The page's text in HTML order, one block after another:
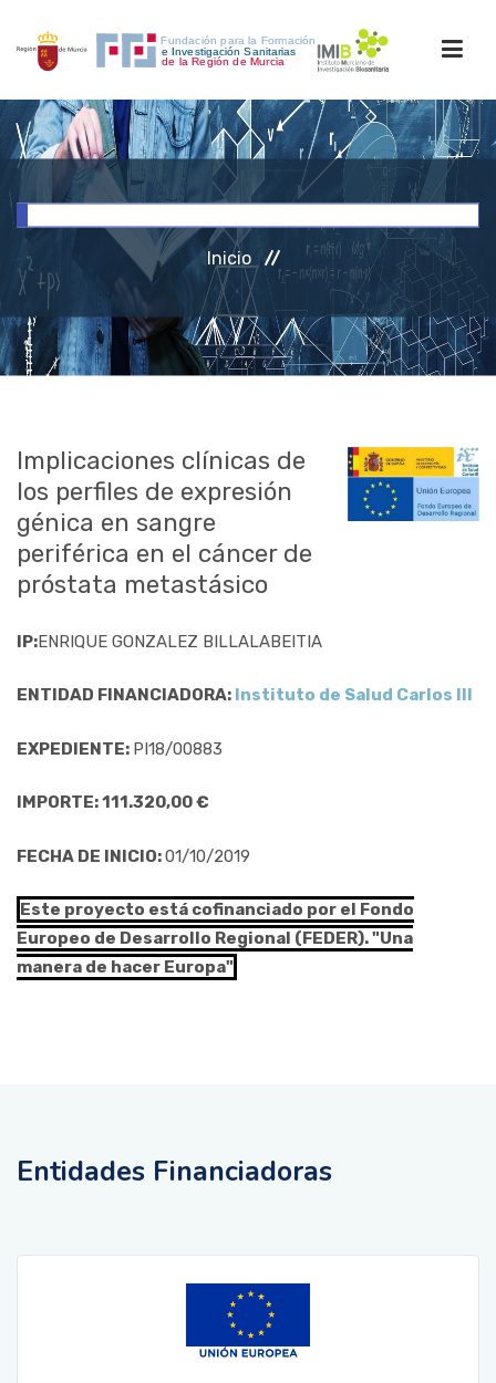
INICIO
INVESTIGACIÓN
RRHH
ACCESO PERSONAL
Inicio
Implicaciones clínicas de
los perfiles de expresión
génica en sangre
periférica en el cáncer de
próstata metastásico
IP:ENRIQUE GONZALEZ BILLALABEITIA
ENTIDAD FINANCIADORA: Instituto de Salud Carlos III
EXPEDIENTE: PI18/00883
IMPORTE: 111.320,00 €
FECHA DE INICIO:01/10/2019
Este proyecto está cofinanciado por el Fondo
Europeo de Desarrollo Regional (FEDER). "Una
manera de hacer Europa"
Entidades Financiadoras